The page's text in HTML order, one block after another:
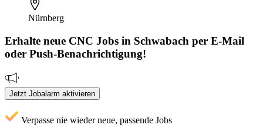
Nürnberg
Erhalte neue CNC Jobs in Schwabach per E-Mail
oder Push-Benachrichtigung!
Jetzt Jobalarm aktivieren
Verpasse nie wieder neue, passende Jobs